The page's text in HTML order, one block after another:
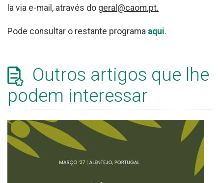
la via e-mail, através do geral@caom.pt.
Pode consultar o restante programa aqui.
Outros artigos que lhe
podem interessar